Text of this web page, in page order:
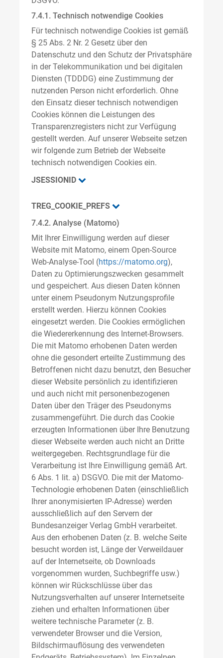
7.4.1. Technisch notwendige Cookies
Für technisch notwendige Cookies ist gemäß
§ 25 Abs. 2 Nr. 2 Gesetz über den
Datenschutz und den Schutz der Privatsphäre
in der Telekommunikation und bei digitalen
Diensten (TDDDG) eine Zustimmung der
nutzenden Person nicht erforderlich. Ohne
den Einsatz dieser technisch notwendigen
Cookies können die Leistungen des
Transparenzregisters nicht zur Verfügung
gestellt werden. Auf unserer Webseite setzen
wir folgende zum Betrieb der Webseite
technisch notwendigen Cookies ein.
JSESSIONID
TREG_COOKIE_PREFS
7.4.2. Analyse (Matomo)
Mit Ihrer Einwilligung werden auf dieser
Website mit Matomo, einem Open-Source
Web-Analyse-Tool (https://matomo.org),
Daten zu Optimierungszwecken gesammelt
und gespeichert. Aus diesen Daten können
unter einem Pseudonym Nutzungsprofile
erstellt werden. Hierzu können Cookies
eingesetzt werden. Die Cookies ermöglichen
die Wiedererkennung des Internet-Browsers.
Die mit Matomo erhobenen Daten werden
ohne die gesondert erteilte Zustimmung des
Betroffenen nicht dazu benutzt, den Besucher
dieser Website persönlich zu identifizieren
und auch nicht mit personenbezogenen
Daten über den Träger des Pseudonyms
zusammengeführt. Die durch das Cookie
erzeugten Informationen über Ihre Benutzung
dieser Webseite werden auch nicht an Dritte
weitergegeben. Rechtsgrundlage für die
Verarbeitung ist Ihre Einwilligung gemäß Art.
6 Abs. 1 lit. a) DSGVO. Die mit der Matomo-
Technologie erhobenen Daten (einschließlich
Ihrer anonymisierten IP-Adresse) werden
ausschließlich auf den Servern der
Bundesanzeiger Verlag GmbH verarbeitet.
Aus den erhobenen Daten (z. B. welche Seite
besucht worden ist, Länge der Verweildauer
auf der Internetseite, ob Downloads
vorgenommen wurden, Suchbegriffe usw.)
können wir Rückschlüsse über das
Nutzungsverhalten auf unserer Internetseite
ziehen und erhalten Informationen über
weitere technische Parameter (z. B.
verwendeter Browser und die Version,
Bildschirmauflösung des verwendeten